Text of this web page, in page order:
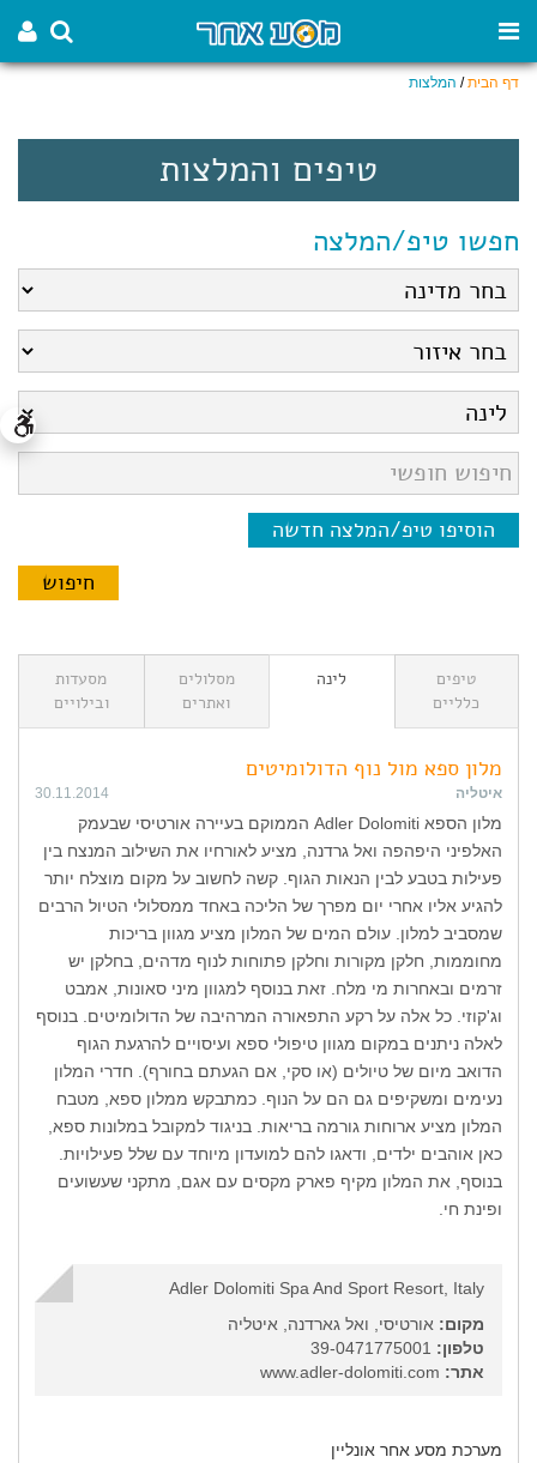
דף הבית/ המלצות
טיפים והמלצות
חפשו טיפ/המלצה
הוסיפו טיפ/המלצה חדשה
טיפים
כלליים
לינה
מסלולים
ואתרים
מסעדות
ובילויים
מלון ספא מול נוף הדולומיטים
איטליה 30.11.2014
מלון הספא Adler Dolomiti הממוקם בעיירה אורטיסי שבעמק
האלפיני היפהפה ואל גרדנה, מציע לאורחיו את השילוב המנצח בין
פעילות בטבע לבין הנאות הגוף. קשה לחשוב על מקום מוצלח יותר
להגיע אליו אחרי יום מפרך של הליכה באחד ממסלולי הטיול הרבים
שמסביב למלון. עולם המים של המלון מציע מגוון בריכות
מחוממות, חלקן מקורות וחלקן פתוחות לנוף מדהים, בחלקן יש
זרמים ובאחרות מי מלח. זאת בנוסף למגוון מיני סאונות, אמבט
וג'קוזי. כל אלה על רקע התפאורה המרהיבה של הדולומיטים. בנוסף
לאלה ניתנים במקום מגוון טיפולי ספא ועיסויים להרגעת הגוף
הדואב מיום של טיולים (או סקי, אם הגעתם בחורף). חדרי המלון
נעימים ומשקיפים גם הם על הנוף. כמתבקש ממלון ספא, מטבח
המלון מציע ארוחות גורמה בריאות. בניגוד למקובל במלונות ספא,
כאן אוהבים ילדים, ודאגו להם למועדון מיוחד עם שלל פעילויות.
בנוסף, את המלון מקיף פארק מקסים עם אגם, מתקני שעשועים
ופינת חי.
Adler Dolomiti Spa And Sport Resort, Italy
מקום: אורטיסי, ואל גארדנה, איטליה
טלפון:
אתר:
מערכת מסע אחר אונליין